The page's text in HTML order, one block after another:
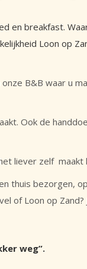
en breakfast.
Loon op
B&B waar u
Ook de
liever zelf maakt
thuis bezorgen,
of Loon op
weg”.